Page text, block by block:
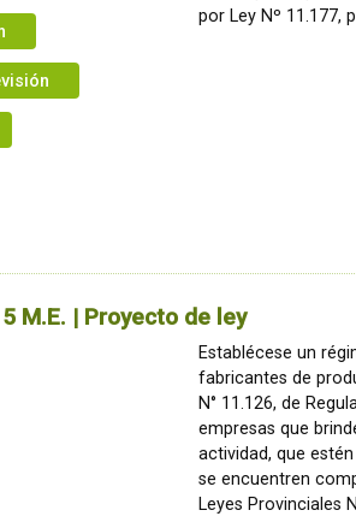
por Ley Nº 11.177,
M.E. | Proyecto de ley
Establécese un
fabricantes de
N° 11.126, de
empresas que
actividad, que
se encuentren
Leyes Provinciales